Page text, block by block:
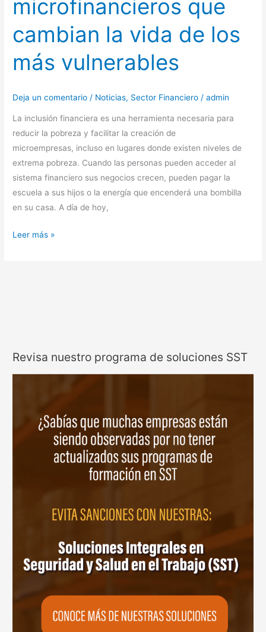
microfinancieros que
cambian la vida de los
más vulnerables
Deja un comentario / Noticias, Sector Financiero /admin
La inclusión financiera es una herramienta necesaria para
reducir la pobreza y facilitar la creación de
microempresas, incluso en lugares donde existen niveles de
extrema pobreza. Cuando las personas pueden acceder al
sistema financiero sus negocios crecen, pueden pagar la
escuela a sus hijos o la energía que encenderá una bombilla
en su casa. A día de hoy,
Leer más »
Revisa nuestro programa de soluciones SST